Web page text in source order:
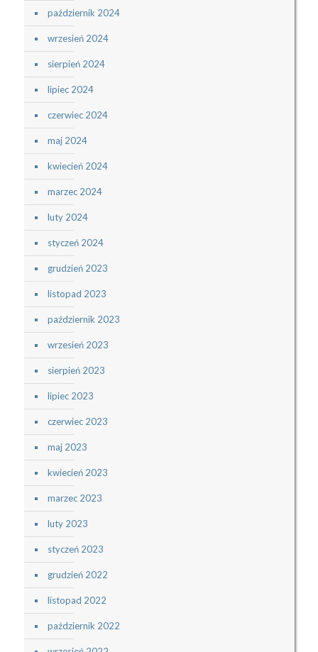
październik 2024
wrzesień 2024
sierpień 2024
lipiec 2024
czerwiec 2024
maj 2024
kwiecień 2024
marzec 2024
luty 2024
styczeń 2024
grudzień 2023
listopad 2023
październik 2023
wrzesień 2023
sierpień 2023
lipiec 2023
czerwiec 2023
maj 2023
kwiecień 2023
marzec 2023
luty 2023
styczeń 2023
grudzień 2022
listopad 2022
październik 2022